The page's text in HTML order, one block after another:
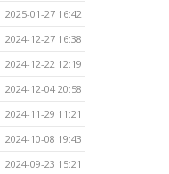
2025-01-27 16:42
2024-12-27 16:38
2024-12-22 12:19
2024-12-04 20:58
2024-11-29 11:21
2024-10-08 19:43
2024-09-23 15:21